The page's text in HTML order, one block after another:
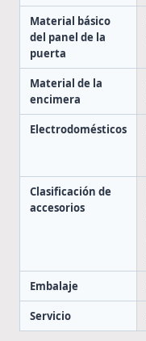
Material básico
del panel de la
puerta
Material de la
encimera
Electrodomésticos
Clasificación de
accesorios
Embalaje
Servicio